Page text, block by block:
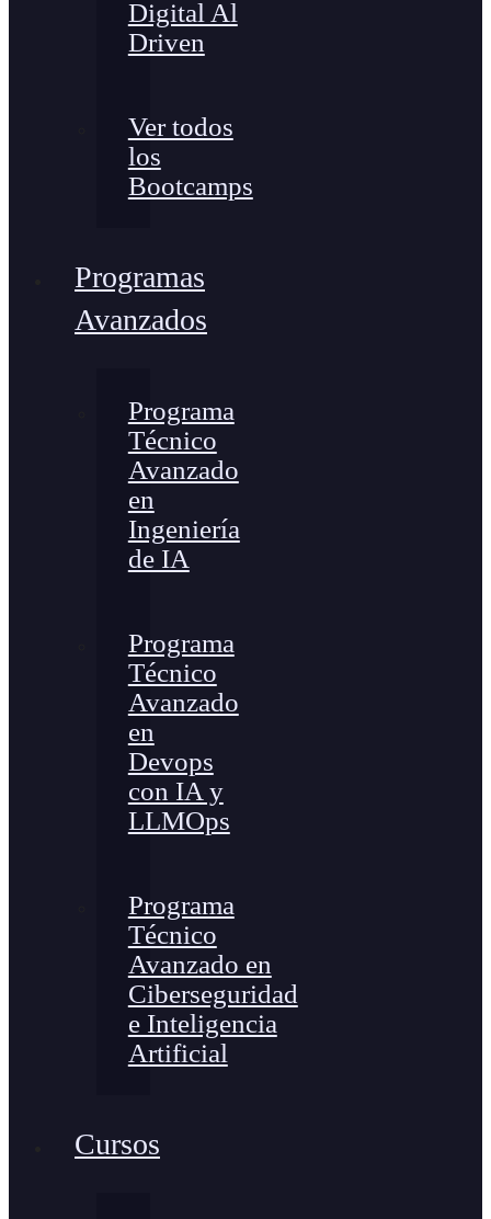
Digital Al
Driven
Ver todos
los
Bootcamps
Programas
Avanzados
Programa
Técnico
Avanzado
en
Ingeniería
de IA
Programa
Técnico
Avanzado
en
Devops
con IA y
LLMOps
Programa
Técnico
Avanzado en
Ciberseguridad
e Inteligencia
Artificial
Cursos